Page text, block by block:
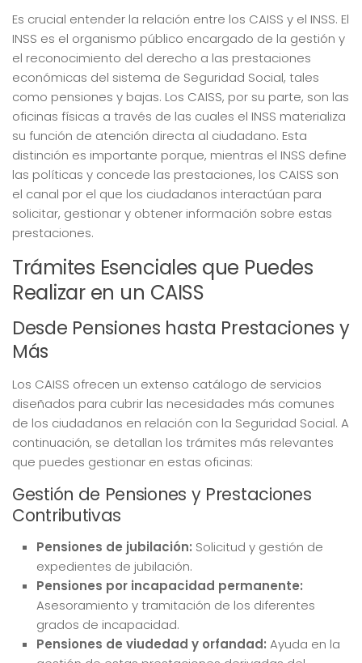
Es crucial entender la relación entre los CAISS y el INSS. El
INSS es el organismo público encargado de la gestión y
el reconocimiento del derecho a las prestaciones
económicas del sistema de Seguridad Social, tales
como pensiones y bajas. Los CAISS, por su parte, son las
oficinas físicas a través de las cuales el INSS materializa
su función de atención directa al ciudadano. Esta
distinción es importante porque, mientras el INSS define
las políticas y concede las prestaciones, los CAISS son
el canal por el que los ciudadanos interactúan para
solicitar, gestionar y obtener información sobre estas
prestaciones.
Trámites Esenciales que Puedes
Realizar en un CAISS
Desde Pensiones hasta Prestaciones y
Más
Los CAISS ofrecen un extenso catálogo de servicios
diseñados para cubrir las necesidades más comunes
de los ciudadanos en relación con la Seguridad Social. A
continuación, se detallan los trámites más relevantes
que puedes gestionar en estas oficinas:
Gestión de Pensiones y Prestaciones
Contributivas
Pensiones de jubilación: Solicitud y gestión de
expedientes de jubilación.
Pensiones por incapacidad permanente:
Asesoramiento y tramitación de los diferentes
grados de incapacidad.
Pensiones de viudedad y orfandad: Ayuda en la